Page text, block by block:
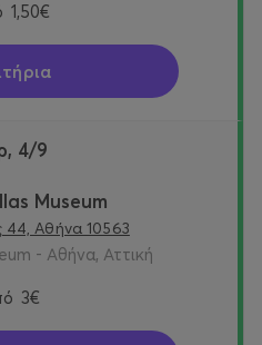
1,50€
4/9
Museum
Αθήνα 10563
- Αθήνα, Αττική
3€